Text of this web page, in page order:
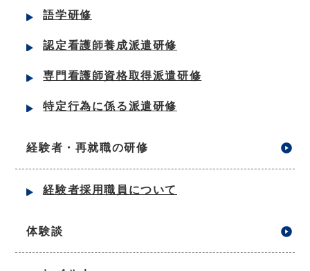
語学研修
認定看護師養成派遣研修
専門看護師資格取得派遣研修
特定行為に係る派遣研修
経験者・再就職の研修
経験者採用職員について
体験談